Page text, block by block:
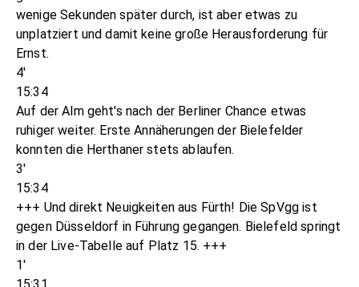
wenige Sekunden später durch, ist aber etwas zu
unplatziert und damit keine große Herausforderung für
Ernst.
4'
15:34
Auf der Alm geht's nach der Berliner Chance etwas
ruhiger weiter. Erste Annäherungen der Bielefelder
konnten die Herthaner stets ablaufen.
3'
15:34
+++ Und direkt Neuigkeiten aus Fürth! Die SpVgg ist
gegen Düsseldorf in Führung gegangen. Bielefeld springt
in der Live-Tabelle auf Platz 15. +++
1'